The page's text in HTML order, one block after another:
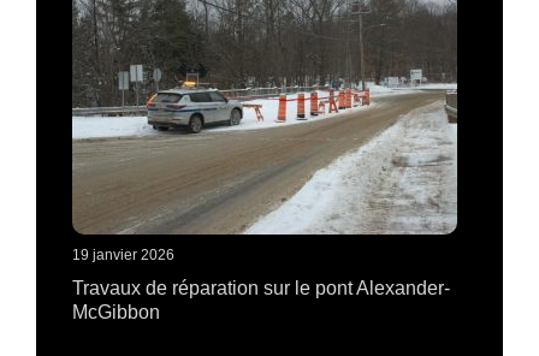
19 janvier 2026
Travaux de réparation sur le pont Alexander-
McGibbon